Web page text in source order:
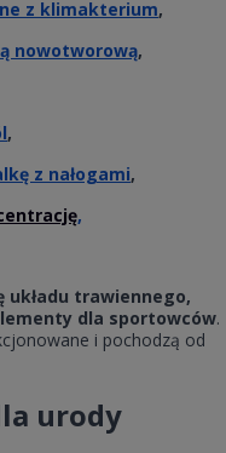
z klimakterium,
nowotworową,
,
z nałogami,
,
układu trawiennego,
dla sportowców.
i pochodzą od
urody